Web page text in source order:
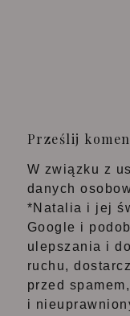
Prześlij
W związku z
danych
*Natalia i jej
Google i
ulepszania i
ruchu,
przed
i